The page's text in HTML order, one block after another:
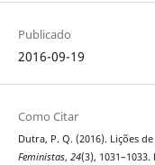
Publicado
2016-09-19
Como Citar
Dutra, P. Q. (2016). Lições
Feministas, 24(3),